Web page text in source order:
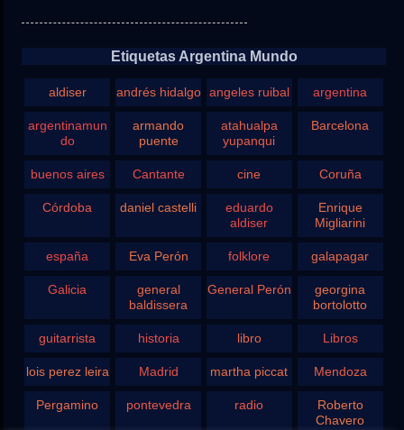
Etiquetas Argentina Mundo
aldiser andrés hidalgo angeles ruibal argentina
argentinamun
do
armando
puente
atahualpa
yupanqui
Barcelona
buenos aires Cantante cine Coruña
Córdoba daniel castelli
eduardo
aldiser
Enrique
Migliarini
españa Eva Perón folklore galapagar
Galicia
general
baldissera
General Perón
georgina
bortolotto
guitarrista historia libro Libros
lois perez leira Madrid martha piccat Mendoza
Pergamino pontevedra radio
Roberto
Chavero